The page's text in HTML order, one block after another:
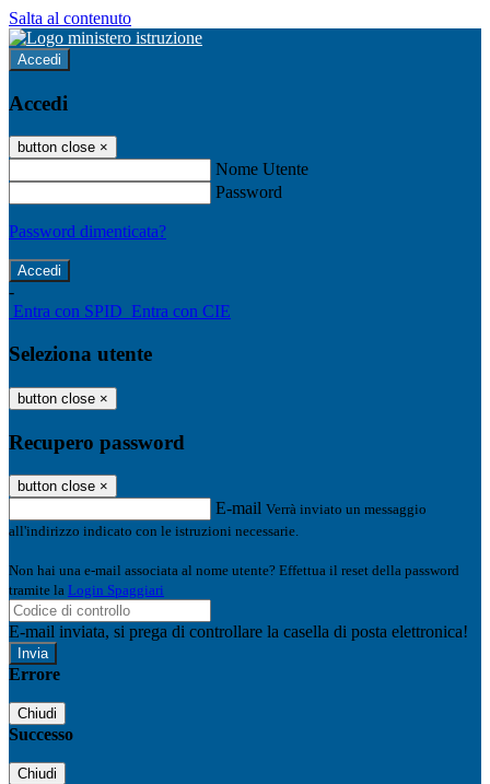
Salta al contenuto
Accedi
Accedi
button close ×
Nome Utente
Password
Password dimenticata?
-
Entra con SPID Entra con CIE
Seleziona utente
button close ×
Recupero password
button close ×
E-mail Verrà inviato un messaggio
all'indirizzo indicato con le istruzioni necessarie.
Non hai una e-mail associata al nome utente? Effettua il reset della password
tramite la Login Spaggiari
E-mail inviata, si prega di controllare la casella di posta elettronica!
Errore
Chiudi
Successo
Chiudi